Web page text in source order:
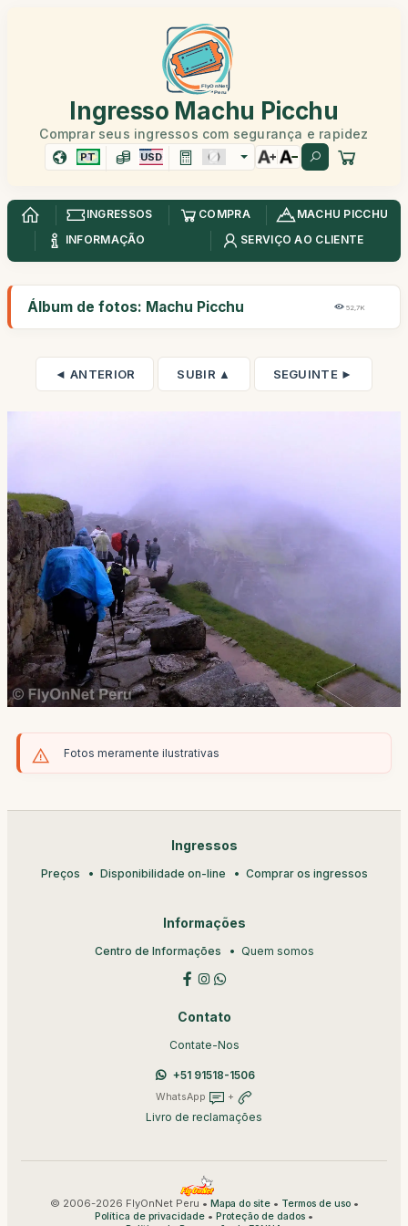
Ingresso Machu Picchu
Comprar seus ingressos com segurança e rapidez
PT USD
INGRESSOS COMPRA
MACHU PICCHU
INFORMAÇÃO
SERVIÇO AO CLIENTE
Álbum de fotos: Machu Picchu 52,7K
◄ ANTERIOR SUBIR ▲ SEGUINTE ►
Fotos meramente ilustrativas
Ingressos
Preços Disponibilidade on-line Comprar os ingressos
Informações
Centro de Informações Quem somos
Contato
Contate-Nos
+51 91518-1506
WhatsApp +
Livro de reclamações
© 2006-2026 FlyOnNet Peru • Mapa do site• Termos de uso•
Política de privacidade • Proteção de dados •